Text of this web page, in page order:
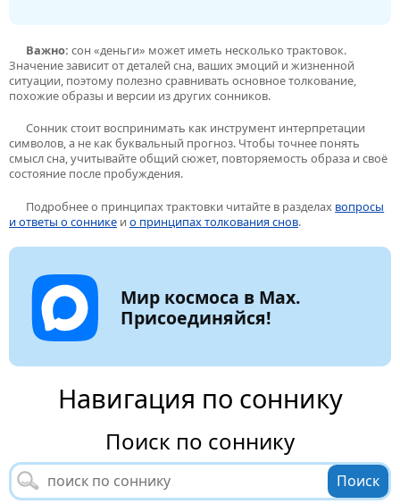
Важно: сон «деньги» может иметь несколько трактовок.
Значение зависит от деталей сна, ваших эмоций и жизненной
ситуации, поэтому полезно сравнивать основное толкование,
похожие образы и версии из других сонников.
Сонник стоит воспринимать как инструмент интерпретации
символов, а не как буквальный прогноз. Чтобы точнее понять
смысл сна, учитывайте общий сюжет, повторяемость образа и своё
состояние после пробуждения.
Подробнее о принципах трактовки читайте в разделах вопросы
и ответы о соннике и о принципах толкования снов.
Мир космоса в Max.
Присоединяйся!
Навигация по соннику
Поиск по соннику